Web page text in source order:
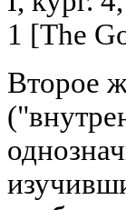
1 [The
Второе